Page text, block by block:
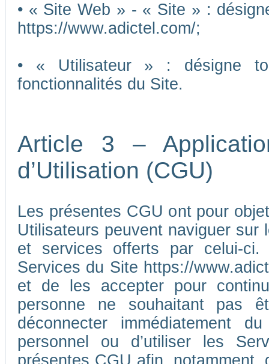
• « Site Web » - « Site » :
https://www.adictel.com/;
• « Utilisateur » : désigne
fonctionnalités du Site.
Article 3 –
d’Utilisation (CGU)
Les présentes CGU ont pour
Utilisateurs peuvent naviguer
et services offerts par celui-ci.
Services du Site https://
et de les accepter pour
personne ne souhaitant pas
déconnecter immédiatement
personnel ou d’utiliser les
présentes CGU afin,